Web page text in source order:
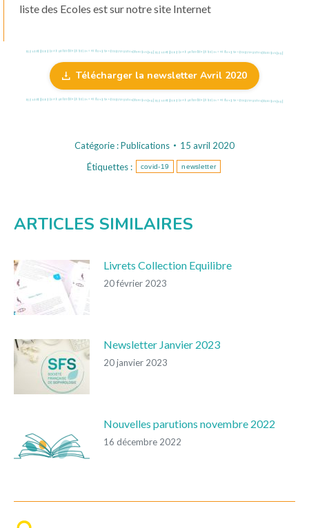
liste des Ecoles est sur notre site Internet
Télécharger la newsletter Avril 2020
Catégorie :Publications
15 avril 2020
Étiquettes :
covid-19 newsletter
ARTICLES SIMILAIRES
Livrets Collection Equilibre
20 février 2023
Newsletter Janvier 2023
20 janvier 2023
Nouvelles parutions novembre 2022
16 décembre 2022